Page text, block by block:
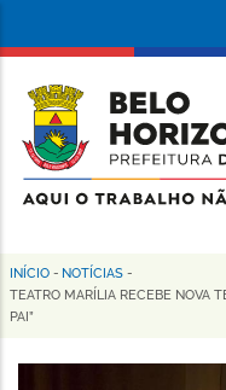
conteúdo
principal
da
Prefeitura
de
Horizonte
Trilha
de
navegação
INÍCIO - NOTÍCIAS -
TEATRO MARÍLIA RECEBE NOVA
PAI”